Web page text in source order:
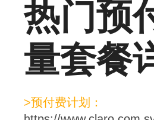
热门预
量套餐
>预付费计划：